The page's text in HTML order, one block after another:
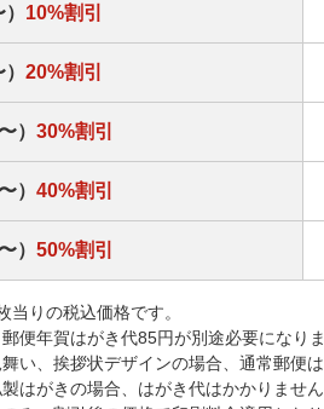
10%割引
20%割引
） 30%割引
） 40%割引
） 50%割引
りの税込価格です。
便年賀はがき代85円が別途必要になりま
い、挨拶状デザインの場合、通常郵便
はがきの場合、はがき代はかかりません